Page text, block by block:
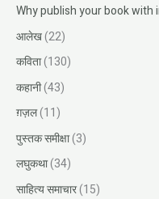
Why publish your book with
आलेख(22)
कविता(130)
कहानी(43)
ग़ज़ल(11)
पुस्तक समीक्षा(3)
लघुकथा(34)
साहित्य समाचार(15)